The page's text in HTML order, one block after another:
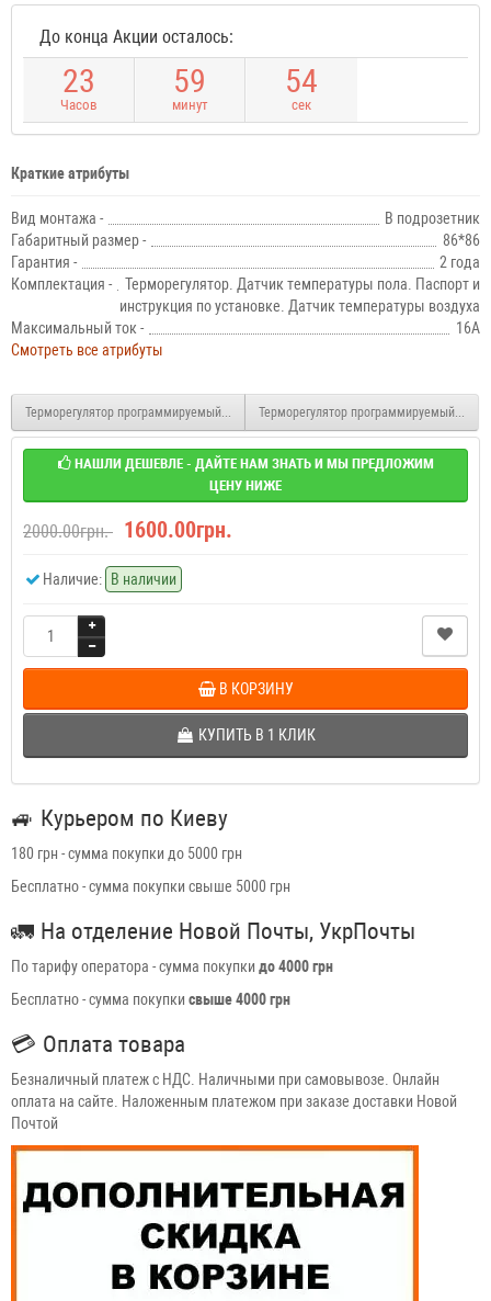
До конца Акции осталось:
23
Часов
59
минут
54
сек
Краткие атрибуты
Вид монтажа -
В подрозетник
Габаритный размер -
86*86
Гарантия -
2 года
Комплектация -
Терморегулятор. Датчик температуры пола. Паспорт и
инструкция по установке. Датчик температуры воздуха
Максимальный ток -
16А
Смотреть все атрибуты
Терморегулятор программируемый для теплого пола ALFA HEAT PRO
Терморегулятор программируемый с
НАШЛИ ДЕШЕВЛЕ - ДАЙТЕ НАМ ЗНАТЬ И МЫ ПРЕДЛОЖИМ
ЦЕНУ НИЖЕ
2000.00грн. 1600.00грн.
Наличие: В наличии
В КОРЗИНУ
КУПИТЬ В 1 КЛИК
🚙 Курьером по Киеву
180 грн - сумма покупки до 5000 грн
Бесплатно - сумма покупки свыше 5000 грн
🚛 На отделение Новой Почты, УкрПочты
По тарифу оператора - сумма покупки до 4000 грн
Бесплатно - сумма покупки свыше 4000 грн
💳 Оплата товара
Безналичный платеж с НДС. Наличными при самовывозе. Онлайн
оплата на сайте. Наложенным платежом при заказе доставки Новой
Почтой